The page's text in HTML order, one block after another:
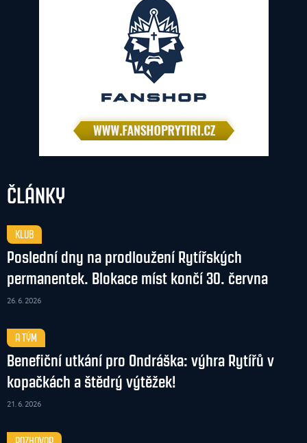
ČLÁNKY
KLUB
Poslední dny na prodloužení Rytířských
permanentek. Blokace míst končí 30. června
26. 6. 2026
A TÝM
Benefiční utkání pro Ondráška: výhra Rytířů v
kopačkách a štědrý výtěžek!
21. 6. 2026